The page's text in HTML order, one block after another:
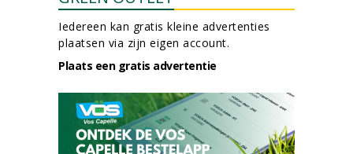
Iedereen kan gratis kleine advertenties
plaatsen via zijn eigen account.
Plaats een gratis advertentie